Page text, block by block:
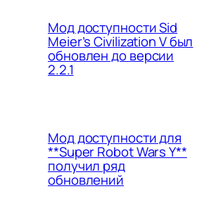
Мод доступности Sid
Meier’s Civilization V был
обновлен до версии
2.2.1
Мод доступности для
**Super Robot Wars Y**
получил ряд
обновлений